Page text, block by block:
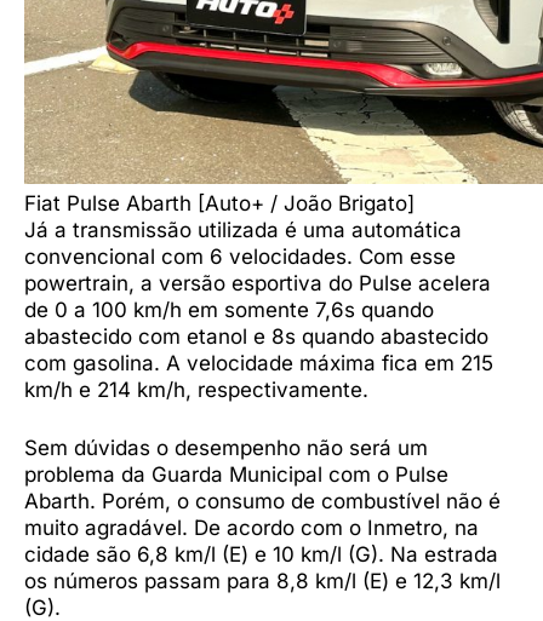
Fiat Pulse Abarth [Auto+ / João Brigato]
Já a transmissão utilizada é uma automática
convencional com 6 velocidades. Com esse
powertrain, a versão esportiva do Pulse acelera
de 0 a 100 km/h em somente 7,6s quando
abastecido com etanol e 8s quando abastecido
com gasolina. A velocidade máxima fica em 215
km/h e 214 km/h, respectivamente.
Sem dúvidas o desempenho não será um
problema da Guarda Municipal com o Pulse
Abarth. Porém, o consumo de combustível não é
muito agradável. De acordo com o Inmetro, na
cidade são 6,8 km/l (E) e 10 km/l (G). Na estrada
os números passam para 8,8 km/l (E) e 12,3 km/l
(G).